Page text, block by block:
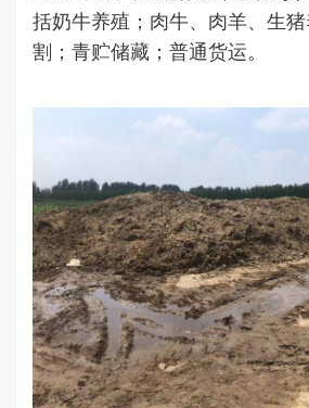
括奶牛养殖；肉牛、肉羊、生
割；青贮储藏；普通货运。